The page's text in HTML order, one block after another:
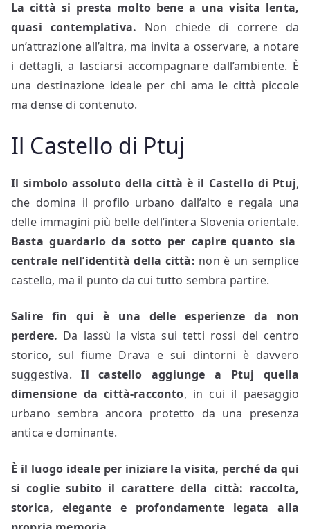
La città si presta molto bene a una visita lenta,
quasi contemplativa. Non chiede di correre da
un’attrazione all’altra, ma invita a osservare, a notare
i dettagli, a lasciarsi accompagnare dall’ambiente. È
una destinazione ideale per chi ama le città piccole
ma dense di contenuto.
Il Castello di Ptuj
Il simbolo assoluto della città è il Castello di Ptuj,
che domina il profilo urbano dall’alto e regala una
delle immagini più belle dell’intera Slovenia orientale.
Basta guardarlo da sotto per capire quanto sia
centrale nell’identità della città: non è un semplice
castello, ma il punto da cui tutto sembra partire.
Salire fin qui è una delle esperienze da non
perdere. Da lassù la vista sui tetti rossi del centro
storico, sul fiume Drava e sui dintorni è davvero
suggestiva.Il castello aggiunge a Ptuj quella
dimensione da città-racconto, in cui il paesaggio
urbano sembra ancora protetto da una presenza
antica e dominante.
È il luogo ideale per iniziare la visita, perché da qui
si coglie subito il carattere della città: raccolta,
storica, elegante e profondamente legata alla